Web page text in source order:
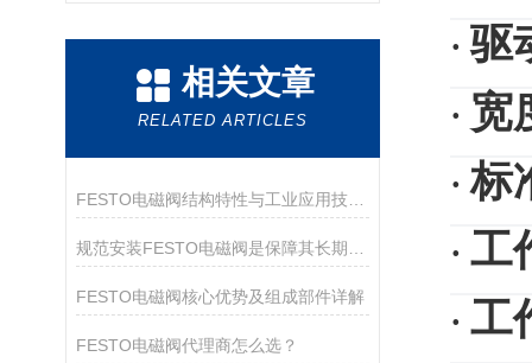
相关文章
RELATED ARTICLES
FESTO电磁阀结构特性与工业应用技术解析
FESTO电磁阀核心优势及组成部件详解
FESTO电磁阀代理商怎么选？
·驱
· 宽
·标
· 工
· 工